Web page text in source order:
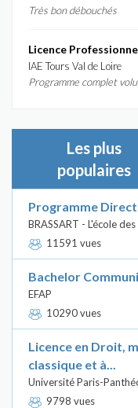
Très bon débouchés
IAE Tours Val de Loire
Programme complet
Les plus
populaires
Programme
BRASSART - L'école
11591 vues
Bachelor
EFAP
10290 vues
Licence en Droit,
classique et à...
Université Paris-
9798 vues